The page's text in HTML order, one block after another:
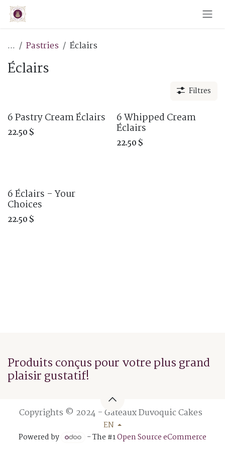
Skip to Content
... Pastries Éclairs
Éclairs
Filtres
6 Pastry Cream Éclairs
22.50 $
6 Whipped Cream
Éclairs
22.50 $
6 Éclairs - Your
Choices
22.50 $
Produits conçus pour votre plus grand
plaisir gustatif!
Copyrights © 2024 - Gâteaux Duvoquic Cakes
EN
Powered by
- The #1Open Source eCommerce